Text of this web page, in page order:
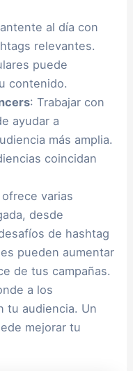
al día con
relevantes.
puede
contenido.
: Trabajar con
ayudar a
más amplia.
coincidan
varias
desde
de hashtag
pueden aumentar
de tus campañas.
a los
tu audiencia. Un
mejorar tu